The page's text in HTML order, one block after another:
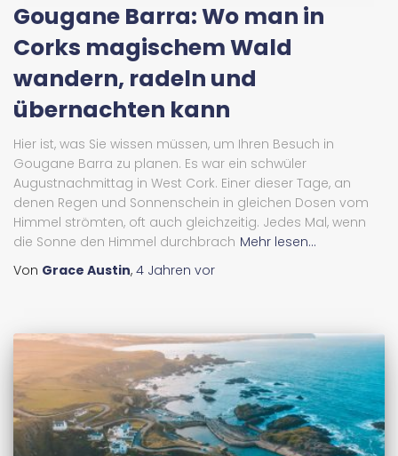
Gougane Barra: Wo man in
Corks magischem Wald
wandern, radeln und
übernachten kann
Hier ist, was Sie wissen müssen, um Ihren Besuch in
Gougane Barra zu planen. Es war ein schwüler
Augustnachmittag in West Cork. Einer dieser Tage, an
denen Regen und Sonnenschein in gleichen Dosen vom
Himmel strömten, oft auch gleichzeitig. Jedes Mal, wenn
die Sonne den Himmel durchbrach Mehr lesen...
Von Grace Austin, 4 Jahren vor